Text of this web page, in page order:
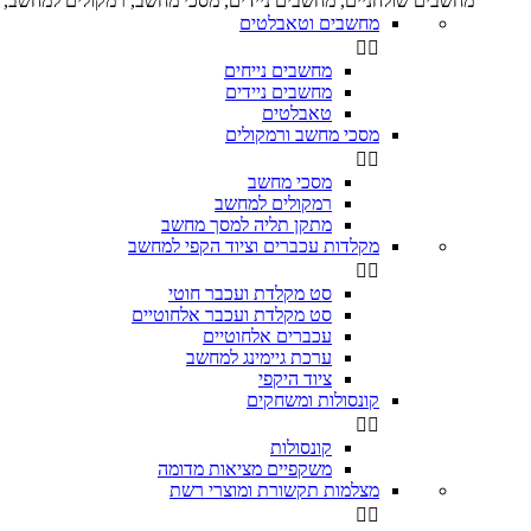
מחשבים וטאבלטים
 
מחשבים נייחים
מחשבים ניידים
טאבלטים
מסכי מחשב ורמקולים
 
מסכי מחשב
רמקולים למחשב
מתקן תליה למסך מחשב
מקלדות עכברים וציוד הקפי למחשב
 
סט מקלדת ועכבר חוטי
סט מקלדת ועכבר אלחוטיים
עכברים אלחוטיים
ערכת גיימינג למחשב
ציוד היקפי
קונסולות ומשחקים
 
קונסולות
משקפיים מציאות מדומה
מצלמות תקשורת ומוצרי רשת
 